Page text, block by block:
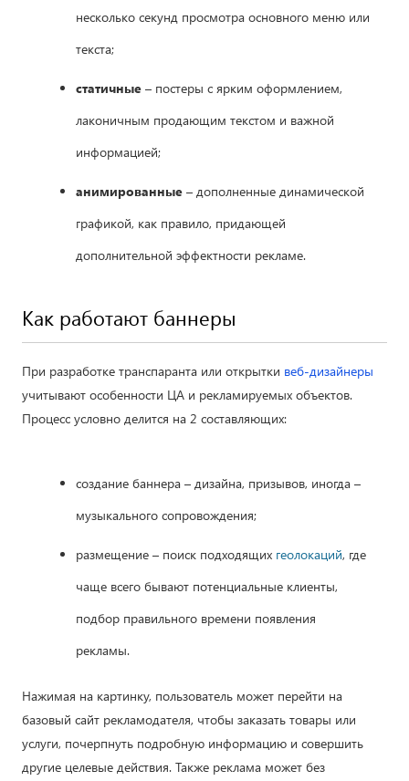
несколько секунд просмотра основного меню или
текста;
статичные – постеры с ярким оформлением,
лаконичным продающим текстом и важной
информацией;
анимированные – дополненные динамической
графикой, как правило, придающей
дополнительной эффектности рекламе.
Как работают баннеры
При разработке транспаранта или открытки веб-дизайнеры
учитывают особенности ЦА и рекламируемых объектов.
Процесс условно делится на 2 составляющих:
создание баннера – дизайна, призывов, иногда –
музыкального сопровождения;
размещение – поиск подходящих геолокаций, где
чаще всего бывают потенциальные клиенты,
подбор правильного времени появления
рекламы.
Нажимая на картинку, пользователь может перейти на
базовый сайт рекламодателя, чтобы заказать товары или
услуги, почерпнуть подробную информацию и совершить
другие целевые действия. Также реклама может без